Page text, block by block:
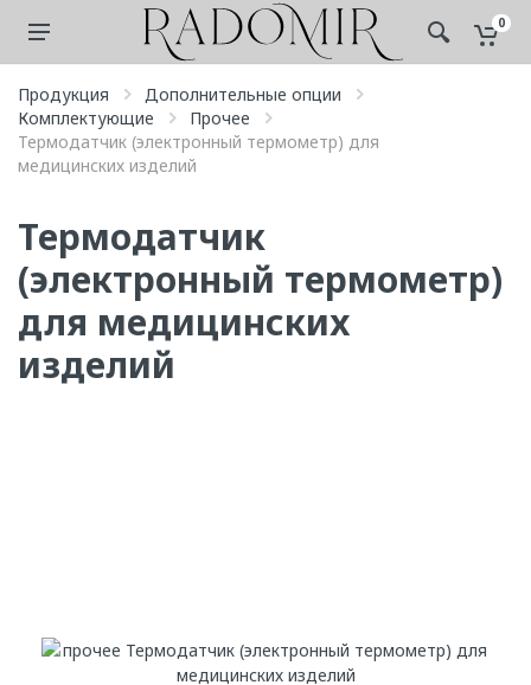
0
Продукция
Дополнительные опции
Комплектующие
Прочее
Термодатчик (электронный термометр) для
медицинских изделий
Термодатчик
(электронный термометр)
для медицинских
изделий